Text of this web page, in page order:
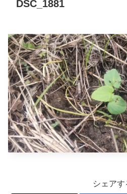
DSC_1881
シェアす